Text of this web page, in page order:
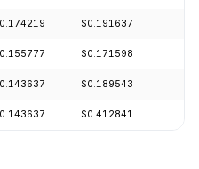
$0.191637
$0.171598
$0.189543
$0.412841